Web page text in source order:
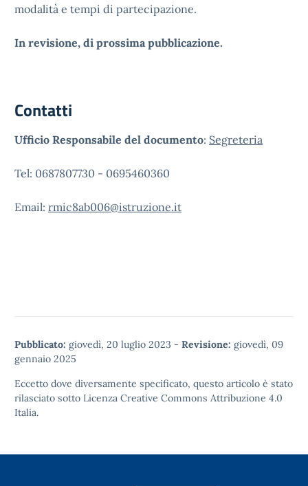
modalità e tempi di partecipazione.
In revisione, di prossima pubblicazione.
Contatti
Ufficio Responsabile del documento: Segreteria
Tel: 0687807730 - 0695460360
Email: rmic8ab006@istruzione.it
Pubblicato: giovedì, 20 luglio 2023 - Revisione: giovedì, 09
gennaio 2025
Eccetto dove diversamente specificato, questo articolo è stato
rilasciato sotto Licenza Creative Commons Attribuzione 4.0
Italia.